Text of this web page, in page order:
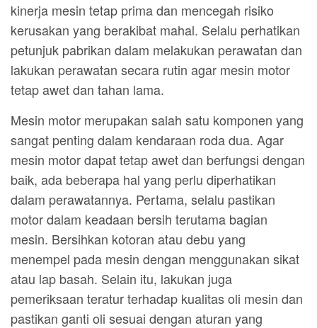
kinerja mesin tetap prima dan mencegah risiko
kerusakan yang berakibat mahal. Selalu perhatikan
petunjuk pabrikan dalam melakukan perawatan dan
lakukan perawatan secara rutin agar mesin motor
tetap awet dan tahan lama.
Mesin motor merupakan salah satu komponen yang
sangat penting dalam kendaraan roda dua. Agar
mesin motor dapat tetap awet dan berfungsi dengan
baik, ada beberapa hal yang perlu diperhatikan
dalam perawatannya. Pertama, selalu pastikan
motor dalam keadaan bersih terutama bagian
mesin. Bersihkan kotoran atau debu yang
menempel pada mesin dengan menggunakan sikat
atau lap basah. Selain itu, lakukan juga
pemeriksaan teratur terhadap kualitas oli mesin dan
pastikan ganti oli sesuai dengan aturan yang